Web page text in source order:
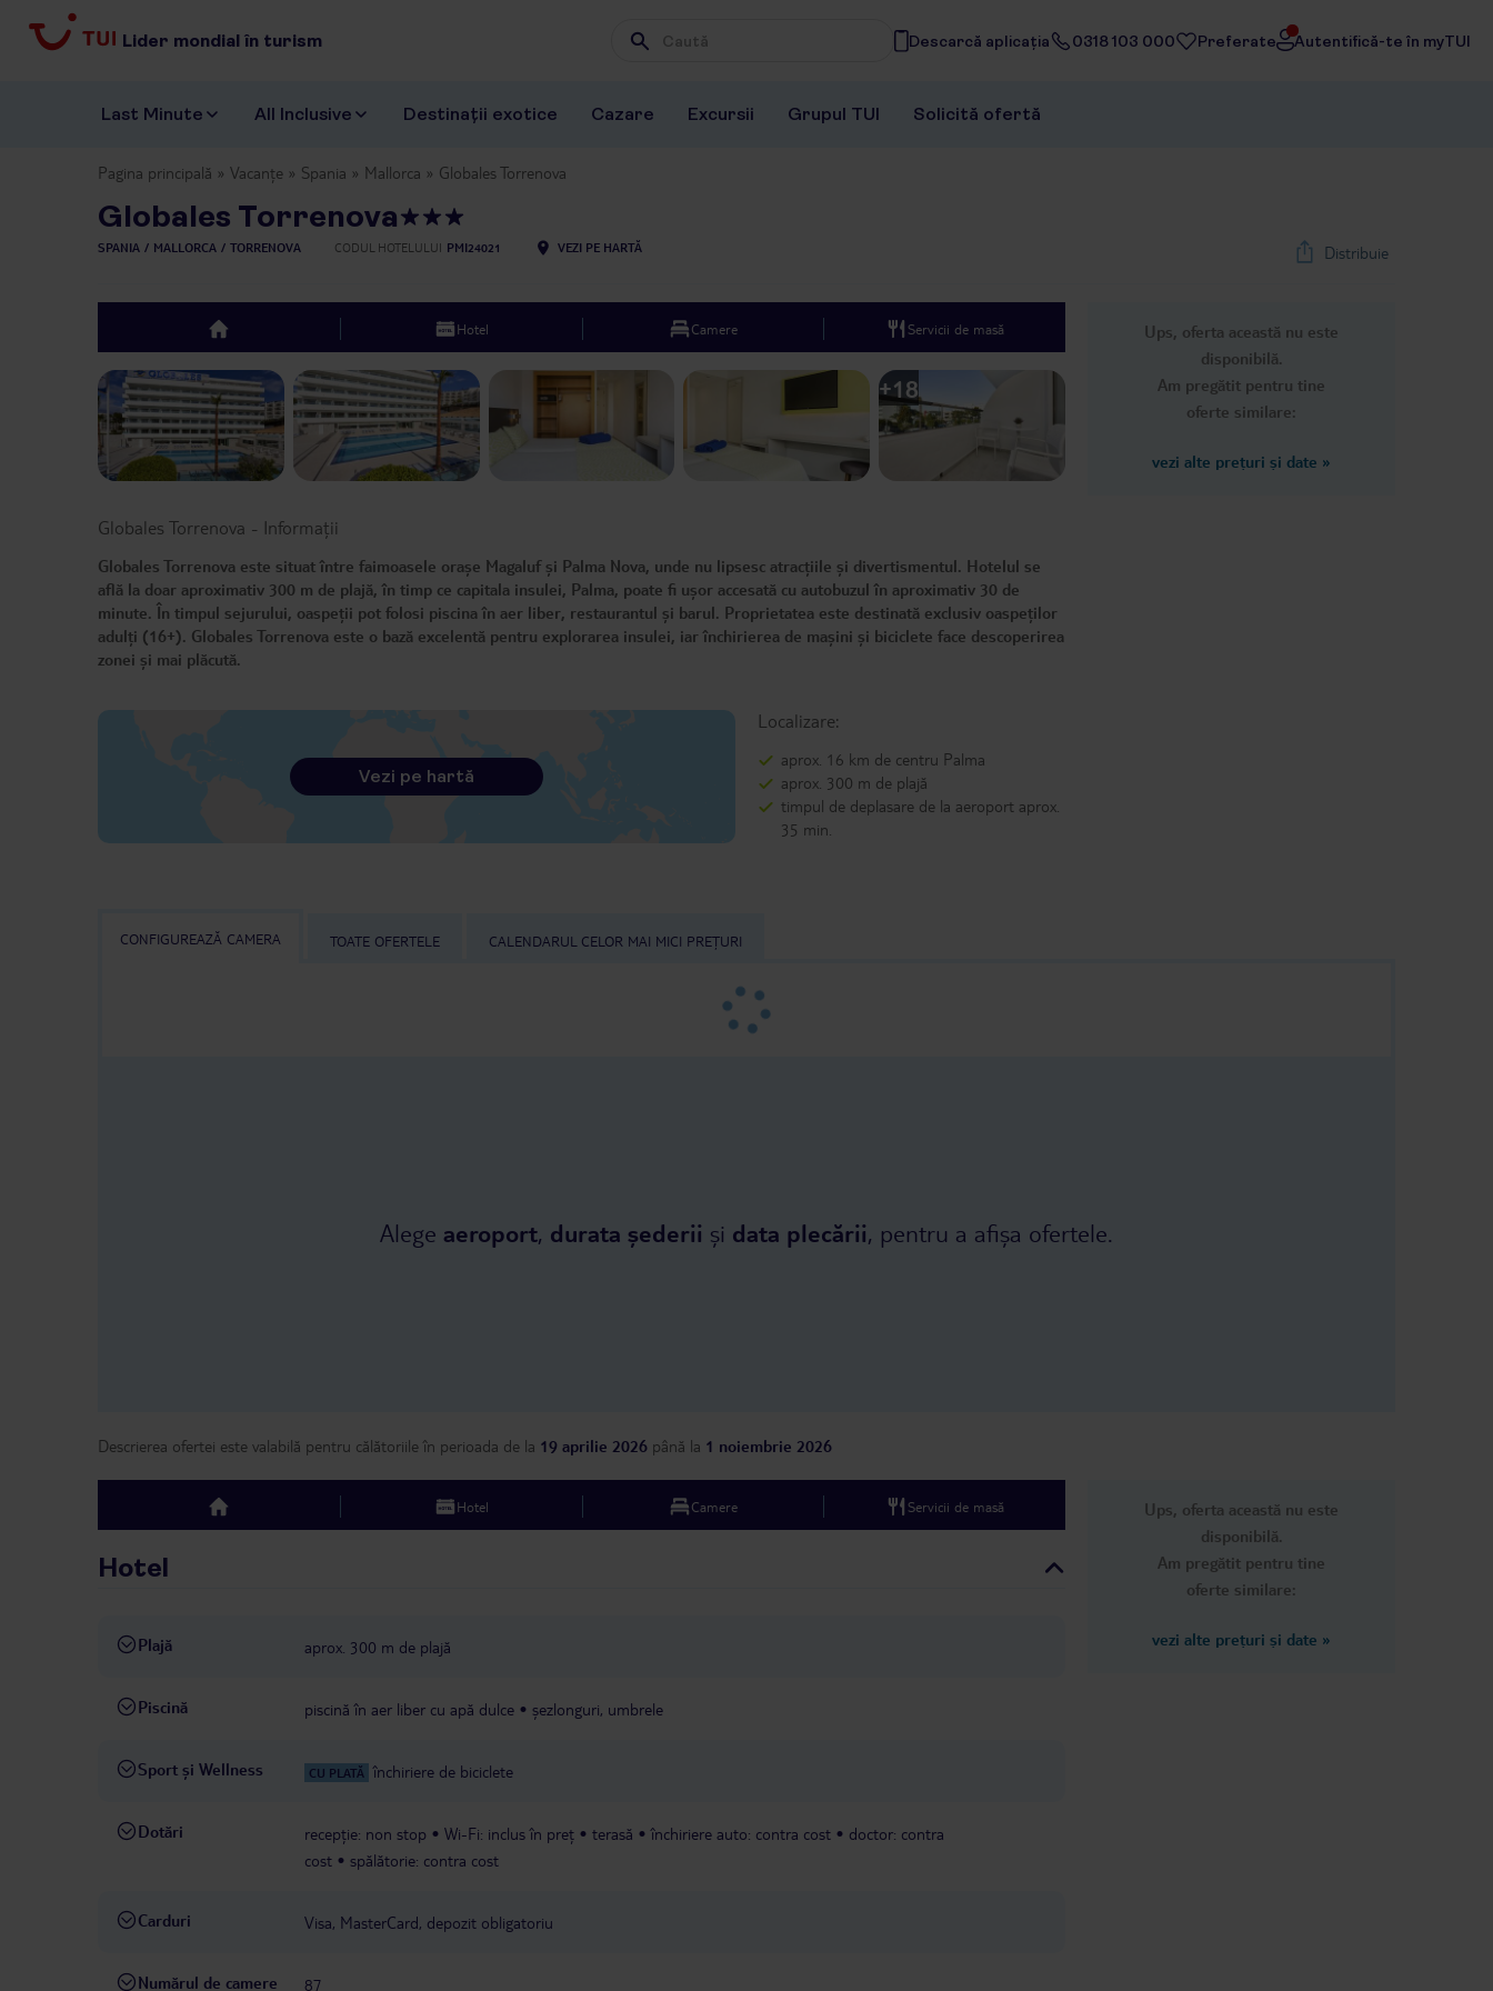
Lider mondial în turism Wpisz frazę, której szukasz
Descarcă aplicația 0318 103 000 Preferate Autentifică-te în myTUI
Last Minute All Inclusive Destinații exotice Cazare Excursii Grupul TUI Solicită ofertă
Pagina principală Vacanțe Spania Mallorca Globales Torrenova
Globales Torrenova
SPANIA MALLORCA TORRENOVA CODUL HOTELULUI PMI24021 VEZI PE HARTĂ Distribuie
Ups, oferta această nu este
disponibilă.
Am pregătit pentru tine
oferte similare:
vezi alte prețuri și date »
top Hotel Camere Servicii de masă
Previous slide Next slide
+18
Globales Torrenova - Informații
Globales Torrenova este situat între faimoasele orașe Magaluf și Palma Nova, unde nu lipsesc atracțiile și divertismentul. Hotelul se
află la doar aproximativ 300 m de plajă, în timp ce capitala insulei, Palma, poate fi ușor accesată cu autobuzul în aproximativ 30 de
minute. În timpul sejurului, oaspeții pot folosi piscina în aer liber, restaurantul și barul. Proprietatea este destinată exclusiv oaspeților
adulți (16+). Globales Torrenova este o bază excelentă pentru explorarea insulei, iar închirierea de mașini și biciclete face descoperirea
zonei și mai plăcută.
Localizare:
aprox. 16 km de centru Palma
aprox. 300 m de plajă
timpul de deplasare de la aeroport aprox.
35 min.
Vezi pe hartă
CONFIGUREAZĂ CAMERA TOATE OFERTELE CALENDARUL CELOR MAI MICI PREȚURI
Alege aeroport, durata șederii și data plecării, pentru a afișa ofertele.
Descrierea ofertei este valabilă pentru călătoriile în perioada de la 19 aprilie 2026 până la 1 noiembrie 2026
top Hotel Camere Servicii de masă
Hotel
Plajă aprox. 300 m de plajă
Piscină piscină în aer liber cu apă dulce șezlonguri, umbrele
Sport și Wellness CU PLATĂ închiriere de biciclete
Dotări recepție: non stop Wi-Fi: inclus în preț terasă închiriere auto: contra cost
doctor: contra
cost
spălătorie: contra cost
Carduri Visa, MasterCard, depozit obligatoriu
Numărul de camere 87
Ups, oferta această nu este
disponibilă.
Am pregătit pentru tine
oferte similare:
vezi alte prețuri și date »